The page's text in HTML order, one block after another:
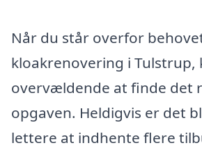
Når du står overfor
kloakrenovering i Tulstrup,
overvældende at finde det
opgaven. Heldigvis er det
lettere at indhente flere